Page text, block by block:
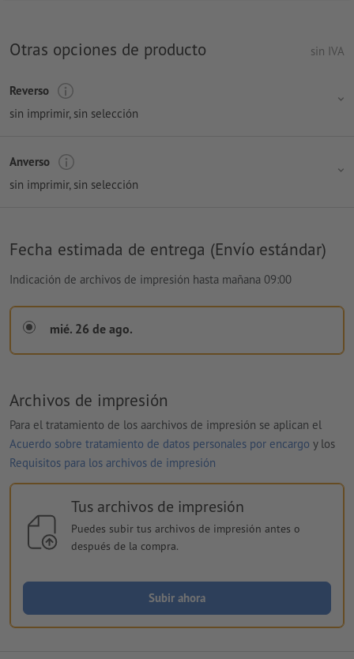
Otras opciones de producto sin IVA
Reverso
sin imprimir, sin selección
Anverso
sin imprimir, sin selección
Fecha estimada de entrega (Envío estándar)
Indicación de archivos de impresión hasta mañana 09:00
mié. 26 de ago.
Archivos de impresión
Para el tratamiento de los aarchivos de impresión se aplican el
Acuerdo sobre tratamiento de datos personales por encargo y los
Requisitos para los archivos de impresión
Tus archivos de impresión
Puedes subir tus archivos de impresión antes o
después de la compra.
Subir ahora